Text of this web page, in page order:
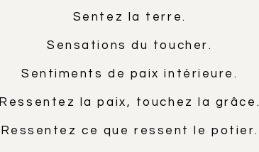
Sentez la terre.
Sensations du toucher.
Sentiments de paix intérieure.
Ressentez la paix, touchez la grâce.
Ressentez ce que ressent le potier.